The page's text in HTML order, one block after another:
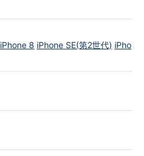
iPhone 8 iPhone SE(第2世代) iPho